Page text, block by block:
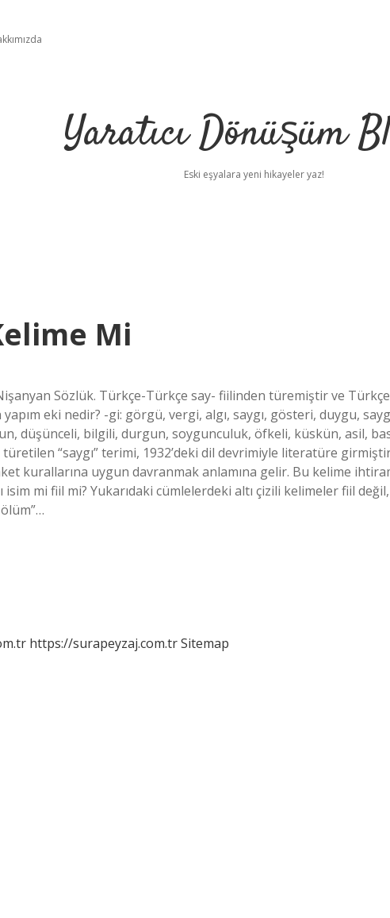
Yaratıcı Dönüşüm
Eski eşyalara yeni hikayeler yaz!
Mi
Sözlük. Türkçe-Türkçe say- fiilinden türemiştir ve
eki nedir? -gi: görgü, vergi, algı, saygı, gösteri, duygu,
düşünceli, bilgili, durgun, soygunculuk, öfkeli, küskün, asil,
“saygı” terimi, 1932’deki dil devrimiyle literatüre
kurallarına uygun davranmak anlamına gelir. Bu kelime
isim mi fiil mi? Yukarıdaki cümlelerdeki altı çizili kelimeler fiil
https://surapeyzaj.com.trSitemap